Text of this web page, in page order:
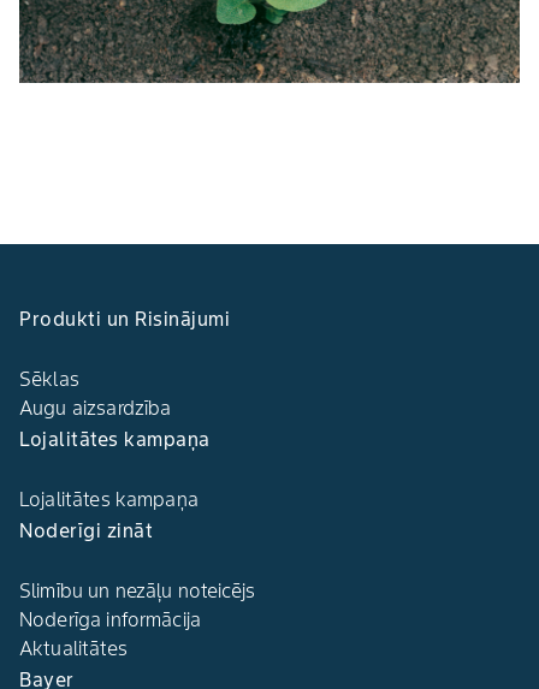
Produkti un Risinājumi
Sēklas
Augu aizsardzība
Lojalitātes kampaņa
Lojalitātes kampaņa
Noderīgi zināt
Slimību un nezāļu noteicējs
Noderīga informācija
Aktualitātes
Bayer